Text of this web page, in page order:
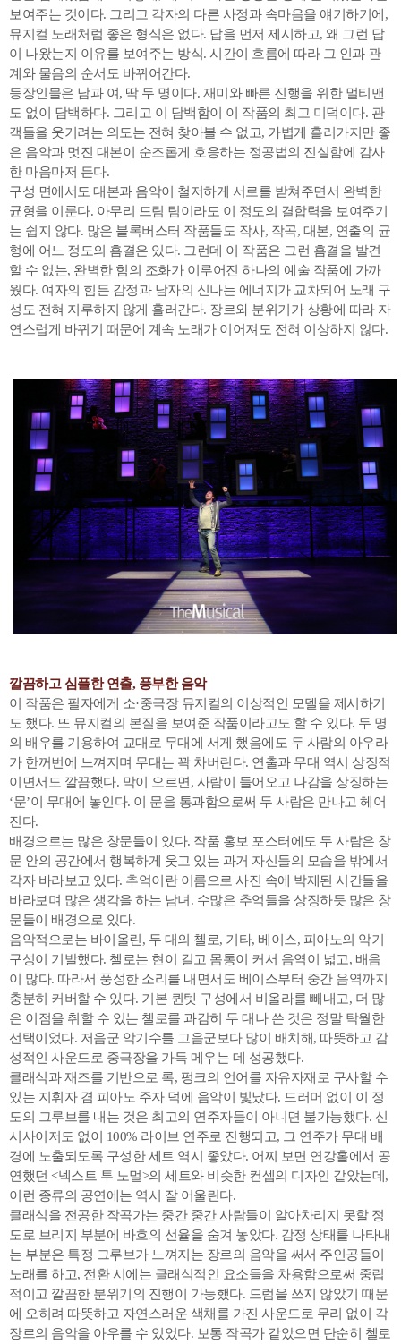
보여주는 것이다. 그리고 각자의 다른 사정과 속마음을 얘기하기에,
뮤지컬 노래처럼 좋은 형식은 없다. 답을 먼저 제시하고, 왜 그런 답
이 나왔는지 이유를 보여주는 방식. 시간이 흐름에 따라 그 인과 관
계와 물음의 순서도 바뀌어간다.
등장인물은 남과 여, 딱 두 명이다. 재미와 빠른 진행을 위한 멀티맨
도 없이 담백하다. 그리고 이 담백함이 이 작품의 최고 미덕이다. 관
객들을 웃기려는 의도는 전혀 찾아볼 수 없고, 가볍게 흘러가지만 좋
은 음악과 멋진 대본이 순조롭게 호응하는 정공법의 진실함에 감사
한 마음마저 든다.
구성 면에서도 대본과 음악이 철저하게 서로를 받쳐주면서 완벽한
균형을 이룬다. 아무리 드림 팀이라도 이 정도의 결합력을 보여주기
는 쉽지 않다. 많은 블록버스터 작품들도 작사, 작곡, 대본, 연출의 균
형에 어느 정도의 흠결은 있다. 그런데 이 작품은 그런 흠결을 발견
할 수 없는, 완벽한 힘의 조화가 이루어진 하나의 예술 작품에 가까
웠다. 여자의 힘든 감정과 남자의 신나는 에너지가 교차되어 노래 구
성도 전혀 지루하지 않게 흘러간다. 장르와 분위기가 상황에 따라 자
연스럽게 바뀌기 때문에 계속 노래가 이어져도 전혀 이상하지 않다.
깔끔하고 심플한 연출, 풍부한 음악
이 작품은 필자에게 소·중극장 뮤지컬의 이상적인 모델을 제시하기
도 했다. 또 뮤지컬의 본질을 보여준 작품이라고도 할 수 있다. 두 명
의 배우를 기용하여 교대로 무대에 서게 했음에도 두 사람의 아우라
가 한꺼번에 느껴지며 무대는 꽉 차버린다. 연출과 무대 역시 상징적
이면서도 깔끔했다. 막이 오르면, 사람이 들어오고 나감을 상징하는
‘문’이 무대에 놓인다. 이 문을 통과함으로써 두 사람은 만나고 헤어
진다.
배경으로는 많은 창문들이 있다. 작품 홍보 포스터에도 두 사람은 창
문 안의 공간에서 행복하게 웃고 있는 과거 자신들의 모습을 밖에서
각자 바라보고 있다. 추억이란 이름으로 사진 속에 박제된 시간들을
바라보며 많은 생각을 하는 남녀. 수많은 추억들을 상징하듯 많은 창
문들이 배경으로 있다.
음악적으로는 바이올린, 두 대의 첼로, 기타, 베이스, 피아노의 악기
구성이 기발했다. 첼로는 현이 길고 몸통이 커서 음역이 넓고, 배음
이 많다. 따라서 풍성한 소리를 내면서도 베이스부터 중간 음역까지
충분히 커버할 수 있다. 기본 퀸텟 구성에서 비올라를 빼내고, 더 많
은 이점을 취할 수 있는 첼로를 과감히 두 대나 쓴 것은 정말 탁월한
선택이었다. 저음군 악기수를 고음군보다 많이 배치해, 따뜻하고 감
성적인 사운드로 중극장을 가득 메우는 데 성공했다.
클래식과 재즈를 기반으로 록, 펑크의 언어를 자유자재로 구사할 수
있는 지휘자 겸 피아노 주자 덕에 음악이 빛났다. 드러머 없이 이 정
도의 그루브를 내는 것은 최고의 연주자들이 아니면 불가능했다. 신
시사이저도 없이 100% 라이브 연주로 진행되고, 그 연주가 무대 배
경에 노출되도록 구성한 세트 역시 좋았다. 어찌 보면 연강홀에서 공
연했던 <넥스트 투 노멀>의 세트와 비슷한 컨셉의 디자인 같았는데,
이런 종류의 공연에는 역시 잘 어울린다.
클래식을 전공한 작곡가는 중간 중간 사람들이 알아차리지 못할 정
도로 브리지 부분에 바흐의 선율을 숨겨 놓았다. 감정 상태를 나타내
는 부분은 특정 그루브가 느껴지는 장르의 음악을 써서 주인공들이
노래를 하고, 전환 시에는 클래식적인 요소들을 차용함으로써 중립
적이고 깔끔한 분위기의 진행이 가능했다. 드럼을 쓰지 않았기 때문
에 오히려 따뜻하고 자연스러운 색채를 가진 사운드로 무리 없이 각
장르의 음악을 아우를 수 있었다. 보통 작곡가 같았으면 단순히 첼로